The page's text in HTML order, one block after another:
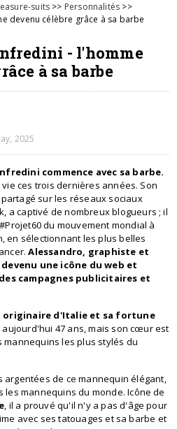
suits >> Personnalités >>
devenu célèbre grâce à sa barbe
- l'homme
à sa barbe
2025
commence avec sa barbe.
ces trois dernières années. Son
sur les réseaux sociaux
a captivé de nombreux blogueurs ; il
du mouvement mondial à
en sélectionnant les plus belles
Alessandro, graphiste et
une icône du web et
campagnes publicitaires et
originaire d'Italie et sa fortune
aujourd'hui 47 ans, mais son cœur est
les plus stylés du
argentées de ce mannequin élégant,
mannequins du monde. Icône de
, il a prouvé qu'il n'y a pas d'âge pour
avec ses tatouages ​​et sa barbe et